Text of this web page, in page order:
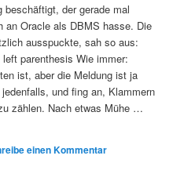
der gerade mal
an Oracle als DBMS hasse. Die
ausspuckte, sah so aus:
parenthesis Wie immer:
ist, aber die Meldung ist ja
und fing an, Klammern
zählen. Nach etwas Mühe …
einen Kommentar